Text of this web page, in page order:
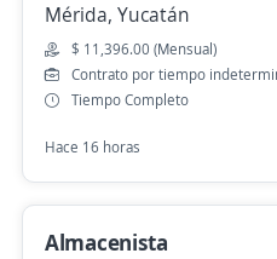
4.2
Grupo Tony
Mérida, Yucatán
Mérida, Yucatán
$ 11,396.00 (Mensual)
Contrato por tiempo
Tiempo Completo
Hace 16 horas
Almacenista